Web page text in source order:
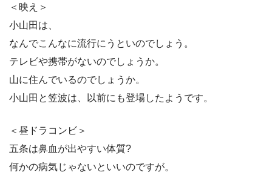
＜映え＞
小山田は、
なんでこんなに流行にうといのでしょう。
テレビや携帯がないのでしょうか。
山に住んでいるのでしょうか。
小山田と笠波は、以前にも登場したようです。
＜昼ドラコンビ＞
五条は鼻血が出やすい体質?
何かの病気じゃないといいのですが。